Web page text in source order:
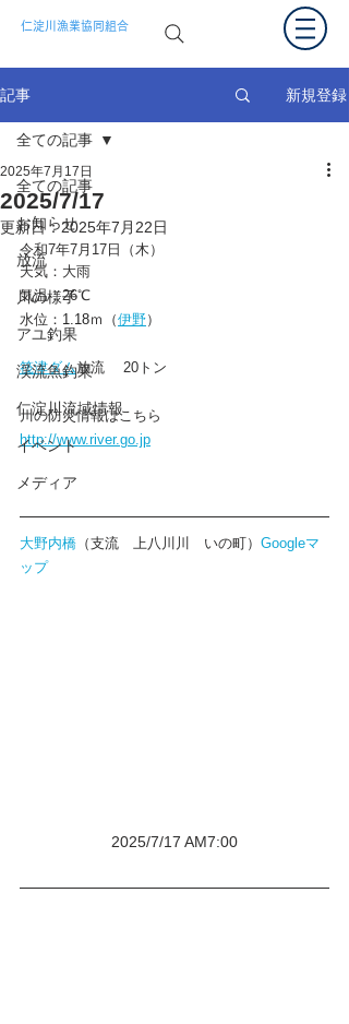
仁淀川漁業協同組合
記事 新規登録
全ての記事
お知らせ
放流
川の様子
アユ釣果
渓流魚釣果
仁淀川流域情報
イベント
メディア
全ての記事
2025/7/17
2025年7月17日
更新日：2025年7月22日
令和7年7月17日（木）
天気：大雨
気温：26℃
水位： 1.18ｍ（伊野）
筏津ダム放流 　20トン
川の防災情報はこちら
http://www.river.go.jp
大野内橋 （支流　上八川川　いの町） Googleマ
ップ
2025/7/17 AM7:00